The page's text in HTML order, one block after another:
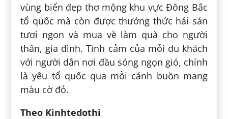
vùng biển đẹp thơ mộng khu vực Đông Bắc
tổ quốc mà còn được thưởng thức hải sản
tươi ngon và mua về làm quà cho người
thân, gia đình. Tình cảm của mỗi du khách
với người dân nơi đầu sóng ngọn gió, chính
là yêu tổ quốc qua mỗi cánh buồn mang
màu cờ đỏ.
Theo Kinhtedothi